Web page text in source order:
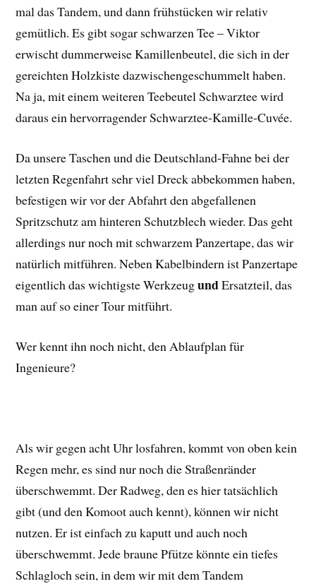
mal das Tandem, und dann frühstücken wir relativ
gemütlich. Es gibt sogar schwarzen Tee – Viktor
erwischt dummerweise Kamillenbeutel, die sich in der
gereichten Holzkiste dazwischengeschummelt haben.
Na ja, mit einem weiteren Teebeutel Schwarztee wird
daraus ein hervorragender Schwarztee-Kamille-Cuvée.
Da unsere Taschen und die Deutschland-Fahne bei der
letzten Regenfahrt sehr viel Dreck abbekommen haben,
befestigen wir vor der Abfahrt den abgefallenen
Spritzschutz am hinteren Schutzblech wieder. Das geht
allerdings nur noch mit schwarzem Panzertape, das wir
natürlich mitführen. Neben Kabelbindern ist Panzertape
eigentlich das wichtigste WerkzeugundErsatzteil, das
man auf so einer Tour mitführt.
Wer kennt ihn noch nicht, den Ablaufplan für
Ingenieure?
Als wir gegen acht Uhr losfahren, kommt von oben kein
Regen mehr, es sind nur noch die Straßenränder
überschwemmt. Der Radweg, den es hier tatsächlich
gibt (und den Komoot auch kennt), können wir nicht
nutzen. Er ist einfach zu kaputt und auch noch
überschwemmt. Jede braune Pfütze könnte ein tiefes
Schlagloch sein, in dem wir mit dem Tandem